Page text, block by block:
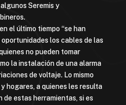
Seremis y
el último tiempo “se han
los cables de las
no pueden tomar
la instalación de una alarma
de voltaje. Lo mismo
hogares, a quienes les resulta
estas herramientas, si es